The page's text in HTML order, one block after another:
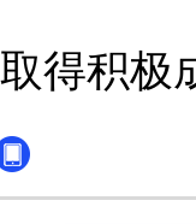
得积极